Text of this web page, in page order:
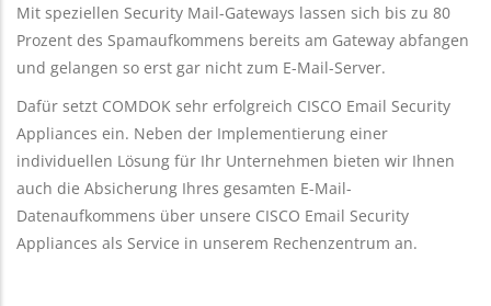
Mit speziellen Security Mail-Gateways lassen sich bis zu 80
Prozent des Spamaufkommens bereits am Gateway abfangen
und gelangen so erst gar nicht zum E-Mail-Server.
Dafür setzt COMDOK sehr erfolgreich CISCO Email Security
Appliances ein. Neben der Implementierung einer
individuellen Lösung für Ihr Unternehmen bieten wir Ihnen
auch die Absicherung Ihres gesamten E-Mail-
Datenaufkommens über unsere CISCO Email Security
Appliances als Service in unserem Rechenzentrum an.